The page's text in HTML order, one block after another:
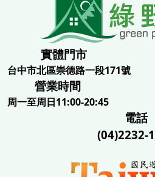
實體門市
台中市北區崇德路一段171號
營業時間
周一至周日11:00-20:45
電話
(04)2232-